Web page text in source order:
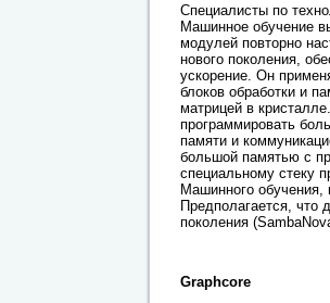
Специалисты по
Машинное обучение
модулей повторно
нового поколения,
ускорение. Он
блоков обработки и
матрицей в
программировать
памяти и
большой памятью с
специальному стеку
Машинного обучения,
Предполагается, что
поколения
Graphcore